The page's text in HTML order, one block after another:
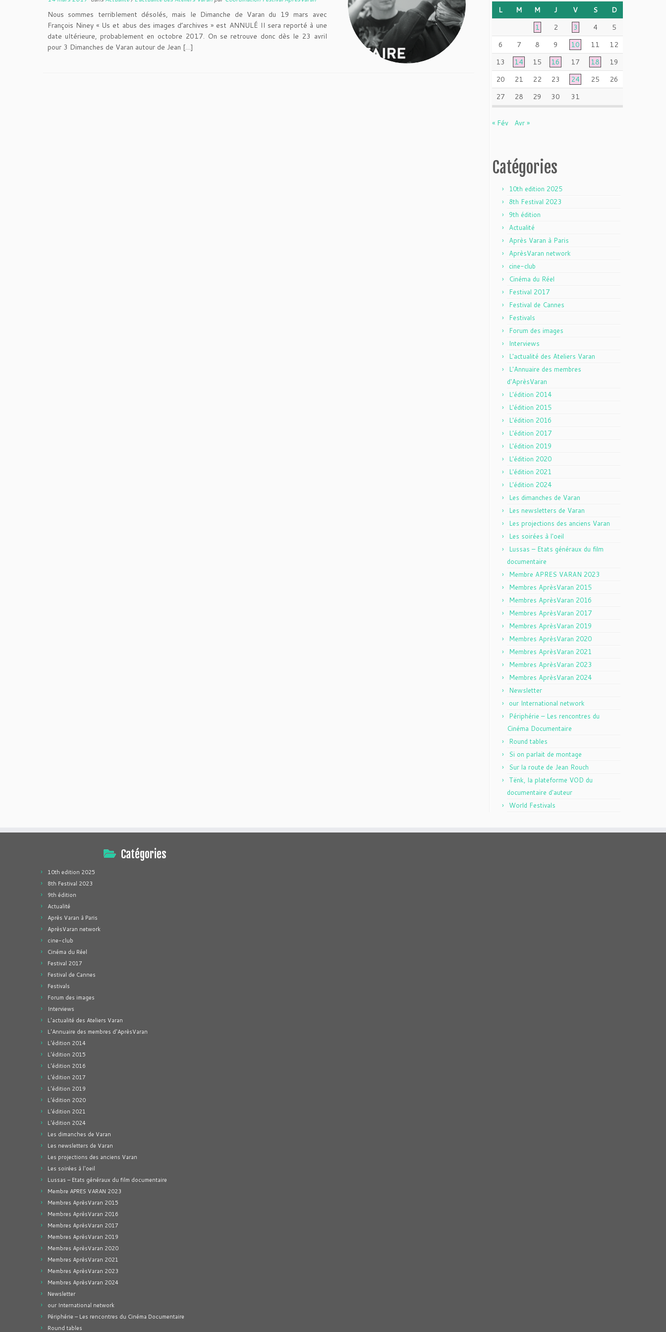
Nous sommes terriblement désolés, mais le Dimanche de Varan du 19 mars avec
François Niney « Us et abus des images d’archives » est ANNULÉ Il sera reporté à une
date ultérieure, probablement en octobre 2017. On se retrouve donc dès le 23 avril
pour 3 Dimanches de Varan autour de Jean […]
L M M J V S
D
1
2 3 4
5
6
7 8 9 10 11
12
13
14 15 16 17 18
19
20
21 22 23 24 25
26
27
28 29 30 31
« Fév Avr »
Catégories
10th edition 2025
8th Festival 2023
9th édition
Actualité
Après Varan à Paris
AprèsVaran network
cine-club
Cinéma du Réel
Festival 2017
Festival de Cannes
Festivals
Forum des images
Interviews
L'actualité des Ateliers Varan
L'Annuaire des membres
d'AprèsVaran
L'édition 2014
L'édition 2015
L'édition 2016
L'édition 2017
L'édition 2019
L'édition 2020
L'édition 2021
L'édition 2024
Les dimanches de Varan
Les newsletters de Varan
Les projections des anciens Varan
Les soirées à l'oeil
Lussas – Etats généraux du film
documentaire
Membre APRES VARAN 2023
Membres AprèsVaran 2015
Membres AprèsVaran 2016
Membres AprèsVaran 2017
Membres AprèsVaran 2019
Membres AprèsVaran 2020
Membres AprèsVaran 2021
Membres AprèsVaran 2023
Membres AprèsVaran 2024
Newsletter
our International network
Périphérie – Les rencontres du
Cinéma Documentaire
Round tables
Si on parlait de montage
Sur la route de Jean Rouch
Tënk, la plateforme VOD du
documentaire d'auteur
World Festivals
Catégories
10th edition 2025
8th Festival 2023
9th édition
Actualité
Après Varan à Paris
AprèsVaran network
cine-club
Cinéma du Réel
Festival 2017
Festival de Cannes
Festivals
Forum des images
Interviews
L'actualité des Ateliers Varan
L'Annuaire des membres d'AprèsVaran
L'édition 2014
L'édition 2015
L'édition 2016
L'édition 2017
L'édition 2019
L'édition 2020
L'édition 2021
L'édition 2024
Les dimanches de Varan
Les newsletters de Varan
Les projections des anciens Varan
Les soirées à l'oeil
Lussas – Etats généraux du film documentaire
Membre APRES VARAN 2023
Membres AprèsVaran 2015
Membres AprèsVaran 2016
Membres AprèsVaran 2017
Membres AprèsVaran 2019
Membres AprèsVaran 2020
Membres AprèsVaran 2021
Membres AprèsVaran 2023
Membres AprèsVaran 2024
Newsletter
our International network
Périphérie – Les rencontres du Cinéma Documentaire
Round tables